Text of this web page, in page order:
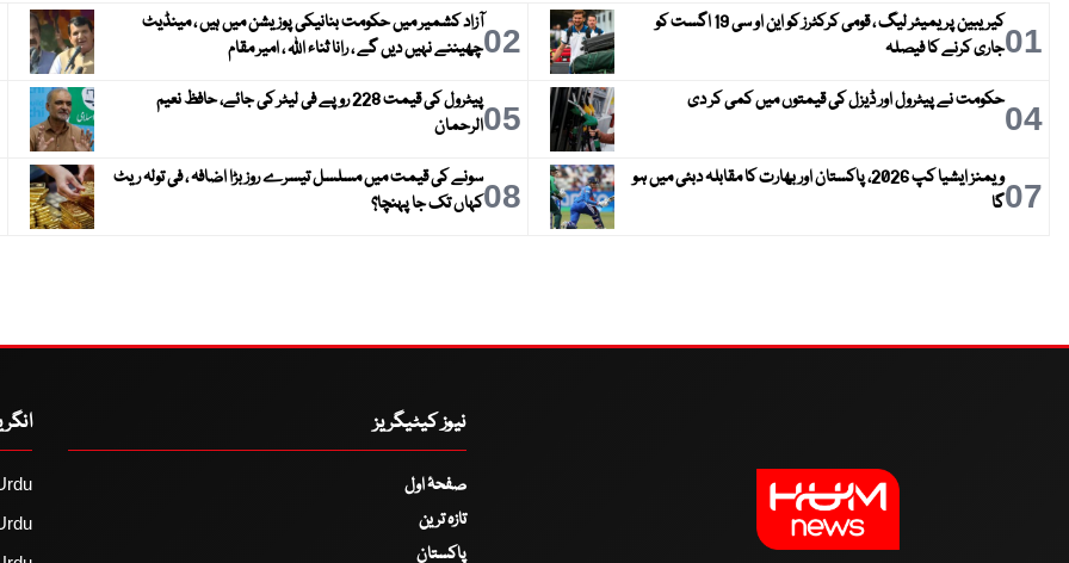
01
کیریبین پریمیئر لیگ ، قومی کرکٹرز کو این او سی 19 اگست کو
جاری کرنے کا فیصلہ
02آزاد کشمیر میں حکومت بنانیکی پوزیشن میں ہیں ، مینڈیٹ
چھیننے نہیں دیں گے ، رانا ثناء اللہ ، امیر مقام
04حکومت نے پیٹرول اور ڈیزل کی قیمتوں میں کمی کر دی 05
پیٹرول کی قیمت 228 روپے فی لیٹر کی جائے، حافظ نعیم
الرحمان
07
ویمنز ایشیا کپ 2026، پاکستان اور بھارت کا مقابلہ دبئی میں ہو
گا
08سونے کی قیمت میں مسلسل تیسرے روز بڑا اضافہ ، فی تولہ ریٹ
کہاں تک جا پہنچا؟
نیوز کیٹیگریز
صفحۂ اول
تازہ ترین
پاکستان